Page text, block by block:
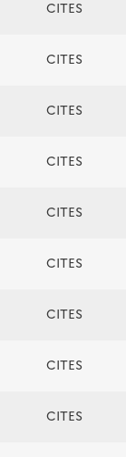
CITES
CITES
CITES
CITES
CITES
CITES
CITES
CITES
CITES